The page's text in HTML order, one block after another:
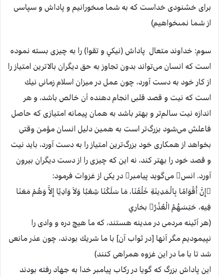
براى خشنودى خداست كه به شما مى‏خورانيم و پاداش و سپاسى
از شما نمى‏خواهيم)
سوم: خداوند متعال پاداش (نيكي و تقوا) را به چيزی بسته نموده
است كه انسان می‌تواند بدون تجاوز به حق ديگران بالاترين امتياز را
از كار خود به دست آورد، چون عمل در ميزان اسلام زمانی نيك
است كه نيت و قصد قلبی انجام دهنده آن خالص باشد، و هر
اندازه نيت سالم‌تر و بهتر باشد به همان پيمانه امتيازی كه حاصل
فاعلش می‌شود بزرگ‌تر است به همين دليل انسان مؤمن وقتی
بخواهد از همكاری خود بزرگ‌ترين امتياز را به دست آورد، بايد نيت
و قصد خود را بهتر كند، نه اين كه چيزی را از دست ديگران بيرون
آورد. انس می‌گويد پيامبر در يكی از غزوات فرمود:
إِنَّ أَقْوَامًا بِالْمَدِينَةِ خَلْفَنَا، مَا سَلَكْنَا شِعْبًا وَلاَ وَادِيًا إِلاَّ وَهُمْ مَعَنَا
فِيهِ، حَبَسَهُمُ الْعُذْرُ بخاري
(هر آئينه مردمی در مدينه هستند، كه ما هيچ دره و وادی را
نپيموديم مگر آنها [در ثواب آن] با ما شريك بودند، چون عذر مانعی
شد تا با ما در اين غزوه همراهی كنند)
اين پاداش بزرگ كه گويا در ركاب پيامبر خدا به جهاد رفته بودند